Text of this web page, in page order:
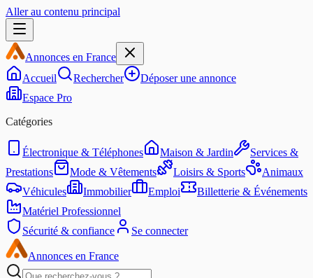
Aller au contenu principal
Annonces en France
Accueil
Rechercher
Déposer une annonce
Espace Pro
Catégories
Électronique & Téléphones Maison & Jardin
Services &
Prestations
Mode & Vêtements Loisirs & Sports
Animaux
Véhicules
Immobilier Emploi
Billetterie & Événements
Matériel Professionnel
Sécurité & confiance
Se connecter
Annonces en France